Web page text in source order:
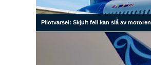
Pilotvarsel: Skjult feil kan slå av motoren